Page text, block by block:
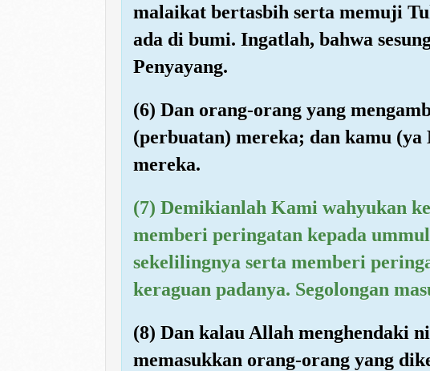
malaikat bertasbih serta memuji
ada di bumi. Ingatlah, bahwa
Penyayang.
(6) Dan orang-orang yang
(perbuatan) mereka; dan kamu
mereka.
(7) Demikianlah Kami wahyukan
memberi peringatan kepada
sekelilingnya serta memberi
keraguan padanya. Segolongan
(8) Dan kalau Allah menghendaki
memasukkan orang-orang yang